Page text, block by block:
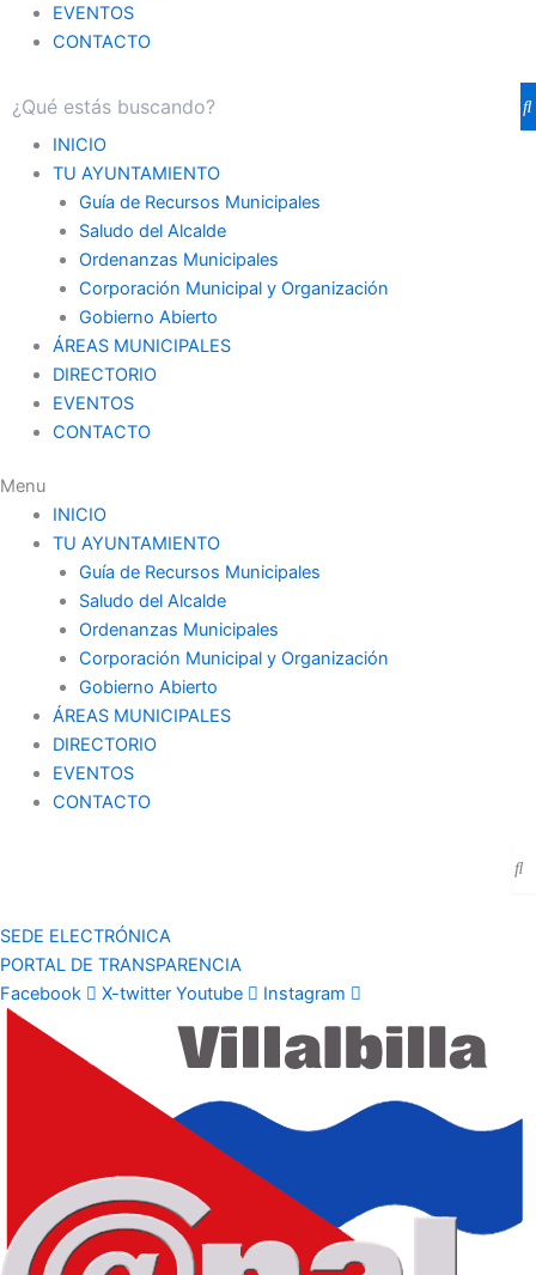
EVENTOS
CONTACTO
INICIO
TU AYUNTAMIENTO
Guía de Recursos Municipales
Saludo del Alcalde
Ordenanzas Municipales
Corporación Municipal y Organización
Gobierno Abierto
ÁREAS MUNICIPALES
DIRECTORIO
EVENTOS
CONTACTO
Menu
INICIO
TU AYUNTAMIENTO
Guía de Recursos Municipales
Saludo del Alcalde
Ordenanzas Municipales
Corporación Municipal y Organización
Gobierno Abierto
ÁREAS MUNICIPALES
DIRECTORIO
EVENTOS
CONTACTO
SEDE ELECTRÓNICA
PORTAL DE TRANSPARENCIA
Facebook
X-twitter Youtube Instagram